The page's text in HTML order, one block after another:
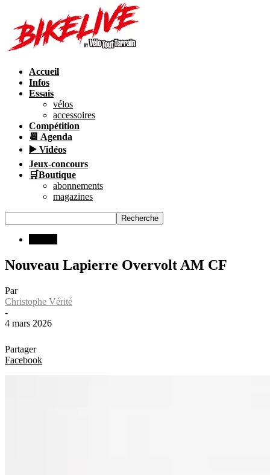
Accueil
Infos
Essais
vélos
accessoires
Compétition
📆 Agenda
▶️ Vidéos
Jeux-concours
🛒Boutique
abonnements
magazines
Nouveau Lapierre Overvolt AM CF
Par
Christophe Vérité
-
4 mars 2026
Partager
Facebook